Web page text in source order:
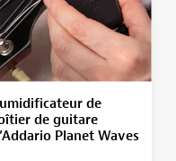
de
de guitare
Planet Waves